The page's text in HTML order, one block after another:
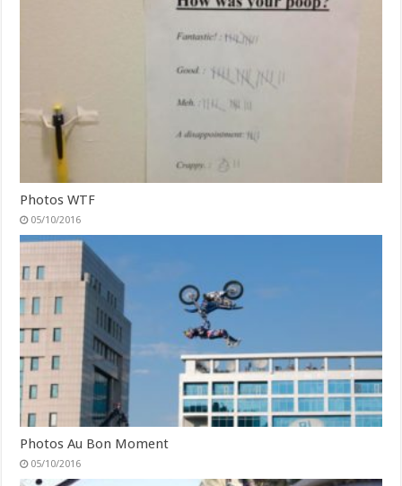
Photos WTF
05/10/2016
Photos Au Bon Moment
05/10/2016